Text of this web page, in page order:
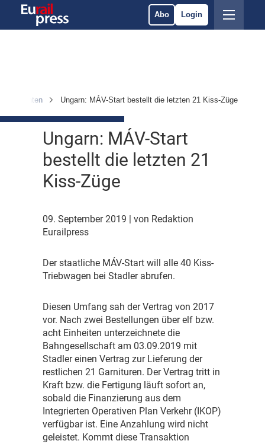
Abo Login
Ungarn: MÁV-Start bestellt die letzten 21 Kiss-Züge
Ungarn: MÁV-Start
bestellt die letzten 21
Kiss-Züge
09. September 2019
| von Redaktion
Eurailpress
Der staatliche MÁV-Start will alle 40 Kiss-
Triebwagen bei Stadler abrufen.
Diesen Umfang sah der Vertrag von 2017
vor. Nach zwei Bestellungen über elf bzw.
acht Einheiten unterzeichnete die
Bahngesellschaft am 03.09.2019 mit
Stadler einen Vertrag zur Lieferung der
restlichen 21 Garnituren. Der Vertrag tritt in
Kraft bzw. die Fertigung läuft sofort an,
sobald die Finanzierung aus dem
Integrierten Operativen Plan Verkehr (IKOP)
verfügbar ist. Eine Anzahlung wird nicht
geleistet. Kommt diese Transaktion